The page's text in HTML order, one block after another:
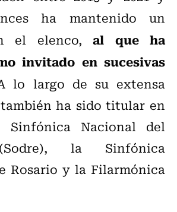
ha mantenido un
el elenco, al que ha
invitado en sucesivas
lo largo de su extensa
ha sido titular en
Sinfónica Nacional del
la Sinfónica
Rosario y la Filarmónica